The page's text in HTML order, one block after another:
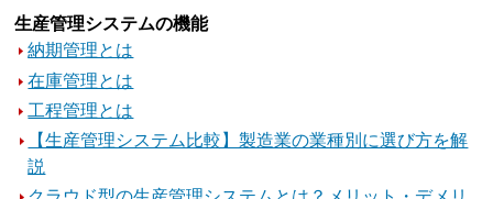
生産管理システムの機能
納期管理とは
在庫管理とは
工程管理とは
【生産管理システム比較】製造業の業種別に選び方を解
説